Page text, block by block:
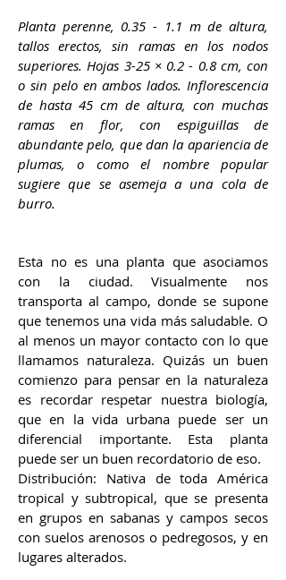
Planta perenne, 0.35 - 1.1 m de altura,
tallos erectos, sin ramas en los nodos
superiores. Hojas 3-25 × 0.2 - 0.8 cm, con
o sin pelo en ambos lados. Inflorescencia
de hasta 45 cm de altura, con muchas
ramas en flor, con espiguillas de
abundante pelo, que dan la apariencia de
plumas, o como el nombre popular
sugiere que se asemeja a una cola de
burro.
Esta no es una planta que asociamos
con la ciudad. Visualmente nos
transporta al campo, donde se supone
que tenemos una vida más saludable. O
al menos un mayor contacto con lo que
llamamos naturaleza. Quizás un buen
comienzo para pensar en la naturaleza
es recordar respetar nuestra biología,
que en la vida urbana puede ser un
diferencial importante. Esta planta
puede ser un buen recordatorio de eso.
Distribución: Nativa de toda América
tropical y subtropical, que se presenta
en grupos en sabanas y campos secos
con suelos arenosos o pedregosos, y en
lugares alterados.